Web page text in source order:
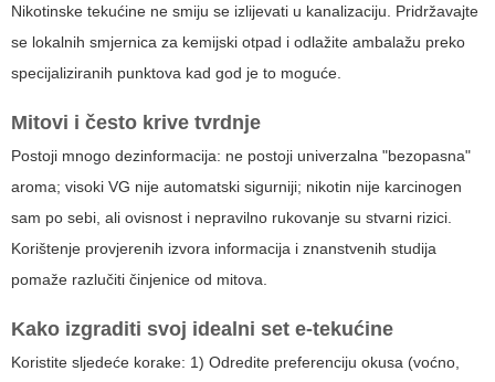
Nikotinske tekućine ne smiju se izlijevati u kanalizaciju. Pridržavajte
se lokalnih smjernica za kemijski otpad i odlažite ambalažu preko
specijaliziranih punktova kad god je to moguće.
Mitovi i često krive tvrdnje
Postoji mnogo dezinformacija: ne postoji univerzalna "bezopasna"
aroma; visoki VG nije automatski sigurniji; nikotin nije karcinogen
sam po sebi, ali ovisnost i nepravilno rukovanje su stvarni rizici.
Korištenje provjerenih izvora informacija i znanstvenih studija
pomaže razlučiti činjenice od mitova.
Kako izgraditi svoj idealni set e-tekućine
Koristite sljedeće korake: 1) Odredite preferenciju okusa (voćno,